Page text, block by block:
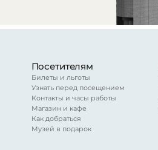
Посетителям
Билеты и льготы
Узнать перед посещением
Контакты и часы работы
Магазин и кафе
Как добраться
Музей в подарок